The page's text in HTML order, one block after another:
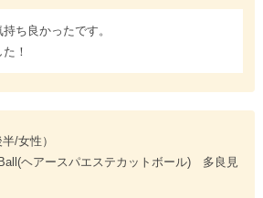
ち良かったです。
！
半/女性）
ヘアースパエステカットボール) 多良見